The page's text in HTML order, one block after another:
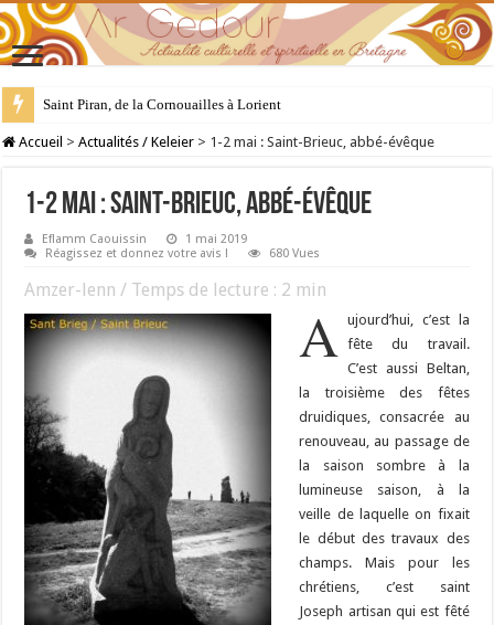
Saint Piran, de la Cornouailles à Lorient
28 juillet : Saint Samson de Dol, père de la Bretagne chrétienne
Accueil > Actualités / Keleier > 1-2 mai : Saint-Brieuc, abbé-évêque
1-2 mai : Saint-Brieuc, abbé-évêque
Eflamm Caouissin
1 mai 2019
Réagissez et donnez votre avis !
680 Vues
Amzer-lenn / Temps de lecture : 2 min
A ujourd’hui, c’est la
fête du travail.
C’est aussi Beltan,
la troisième des fêtes
druidiques, consacrée au
renouveau, au passage de
la saison sombre à la
lumineuse saison, à la
veille de laquelle on fixait
le début des travaux des
champs. Mais pour les
chrétiens, c’est saint
Joseph artisan qui est fêté